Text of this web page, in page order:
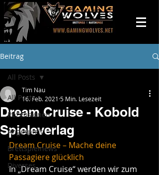
Beitrag
All Posts
Rezensionen
Angespielt
Brettspielnews
Diverses
All Posts
Dream Cruise - Kobold
Spieleverlag
Tim Nau
16. Feb. 2021 5 Min. Lesezeit
Dream Cruise – Mache deine
Passagiere glücklich
In „Dream Cruise“ werden wir zum